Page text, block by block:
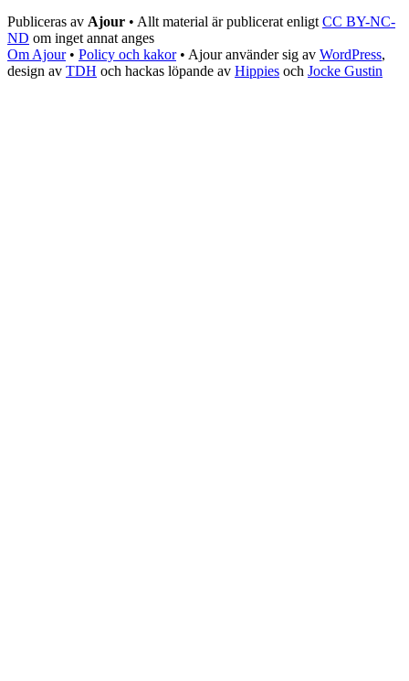
Publiceras av Ajour • Allt material är publicerat enligt CC BY-NC-
ND om inget annat anges
Om Ajour• Policy och kakor• Ajour använder sig av WordPress,
design av TDH och hackas löpande av Hippies och Jocke Gustin